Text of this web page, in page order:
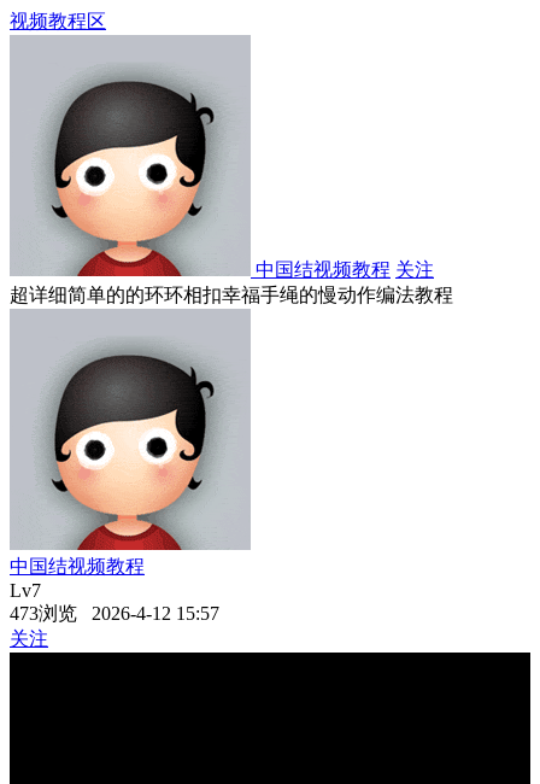
视频教程区
中国结视频教程 关注
超详细简单的的环环相扣幸福手绳的慢动作编法教程
中国结视频教程
Lv7
473浏览 2026-4-12 15:57
关注